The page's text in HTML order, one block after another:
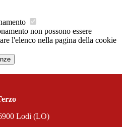
non possono essere
l'elenco nella pagina della cookie
Lodi (LO)